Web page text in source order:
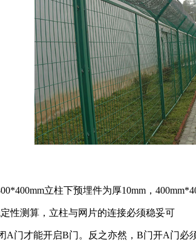
立柱下预埋件为厚10mm，
性测算，立柱与网片的连接必须稳妥可
门才能开启B门。反之亦然，B门开A门